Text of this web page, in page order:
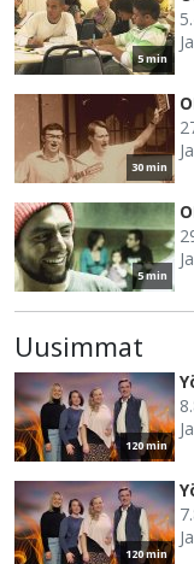
5 min
30 min
5 min
Uusimmat
120 min
120 min